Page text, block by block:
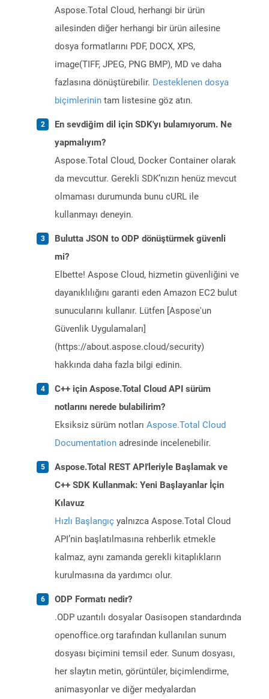
Aspose.Total Cloud, herhangi bir ürün
ailesinden diğer herhangi bir ürün ailesine
dosya formatlarını PDF, DOCX, XPS,
image(TIFF, JPEG, PNG BMP), MD ve daha
fazlasına dönüştürebilir. Desteklenen dosya
biçimlerinin tam listesine göz atın.
En sevdiğim dil için SDK'yı bulamıyorum. Ne
yapmalıyım?
Aspose.Total Cloud, Docker Container olarak
da mevcuttur. Gerekli SDK’nızın henüz mevcut
olmaması durumunda bunu cURL ile
kullanmayı deneyin.
Bulutta JSON to ODP dönüştürmek güvenli
mi?
Elbette! Aspose Cloud, hizmetin güvenliğini ve
dayanıklılığını garanti eden Amazon EC2 bulut
sunucularını kullanır. Lütfen [Aspose'un
Güvenlik Uygulamaları]
(https://about.aspose.cloud/security)
hakkında daha fazla bilgi edinin.
C++ için Aspose.Total Cloud API sürüm
notlarını nerede bulabilirim?
Eksiksiz sürüm notları Aspose.Total Cloud
Documentation adresinde incelenebilir.
Aspose.Total REST API'leriyle Başlamak ve
C++ SDK Kullanmak: Yeni Başlayanlar İçin
Kılavuz
Hızlı Başlangıç yalnızca Aspose.Total Cloud
API’nin başlatılmasına rehberlik etmekle
kalmaz, aynı zamanda gerekli kitaplıkların
kurulmasına da yardımcı olur.
ODP Formatı nedir?
.ODP uzantılı dosyalar Oasisopen standardında
openoffice.org tarafından kullanılan sunum
dosyası biçimini temsil eder. Sunum dosyası,
her slaytın metin, görüntüler, biçimlendirme,
animasyonlar ve diğer medyalardan